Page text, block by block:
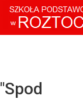
"Spod